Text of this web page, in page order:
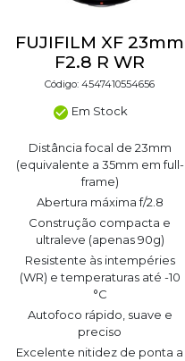
FUJIFILM XF 23mm
F2.8 R WR
Código: 4547410554656
Em Stock
Distância focal de 23mm
(equivalente a 35mm em full-
frame)
Abertura máxima f/2.8
Construção compacta e
ultraleve (apenas 90g)
Resistente às intempéries
(WR) e temperaturas até -10
°C
Autofoco rápido, suave e
preciso
Excelente nitidez de ponta a